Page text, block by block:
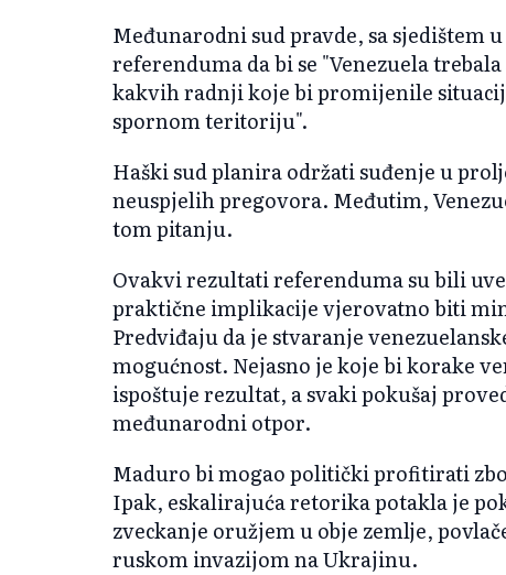
Međunarodni sud pravde, sa sjedištem
referenduma da bi se "Venezuela
kakvih radnji koje bi promijenile
spornom teritoriju".
Haški sud planira održati suđenje u
neuspjelih pregovora. Međutim,
tom pitanju.
Ovakvi rezultati referenduma su bili
praktične implikacije vjerovatno biti
Predviđaju da je stvaranje
mogućnost. Nejasno je koje bi korake
ispoštuje rezultat, a svaki pokušaj
međunarodni otpor.
Maduro bi mogao politički profitirati
Ipak, eskalirajuća retorika potakla je
zveckanje oružjem u obje zemlje,
ruskom invazijom na Ukrajinu.